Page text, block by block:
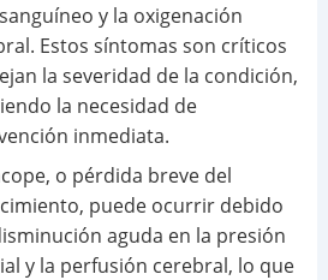
y la oxigenación
Estos síntomas son críticos
la severidad de la condición,
la necesidad de
inmediata.
o pérdida breve del
puede ocurrir debido
aguda en la presión
y la perfusión cerebral, lo que